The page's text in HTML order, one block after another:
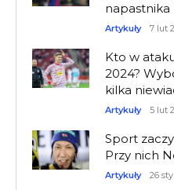
napastnika
Artykuły 7 lut
Kto w
2024?
kilka
Artykuły 5 lut
Sport
Przy nich
Artykuły 26